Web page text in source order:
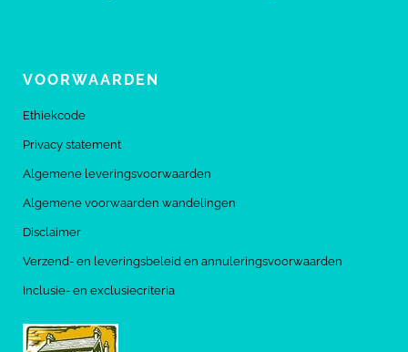
VOORWAARDEN
Ethiekcode
Privacy statement
Algemene leveringsvoorwaarden
Algemene voorwaarden wandelingen
Disclaimer
Verzend- en leveringsbeleid en annuleringsvoorwaarden
Inclusie- en exclusiecriteria